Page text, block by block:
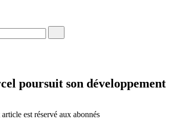
poursuit son développement
article est réservé aux abonnés